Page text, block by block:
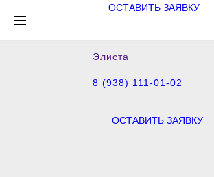
ОСТАВИТЬ ЗАЯВКУ
Элиста
8 (938) 111-01-02
ОСТАВИТЬ ЗАЯВКУ